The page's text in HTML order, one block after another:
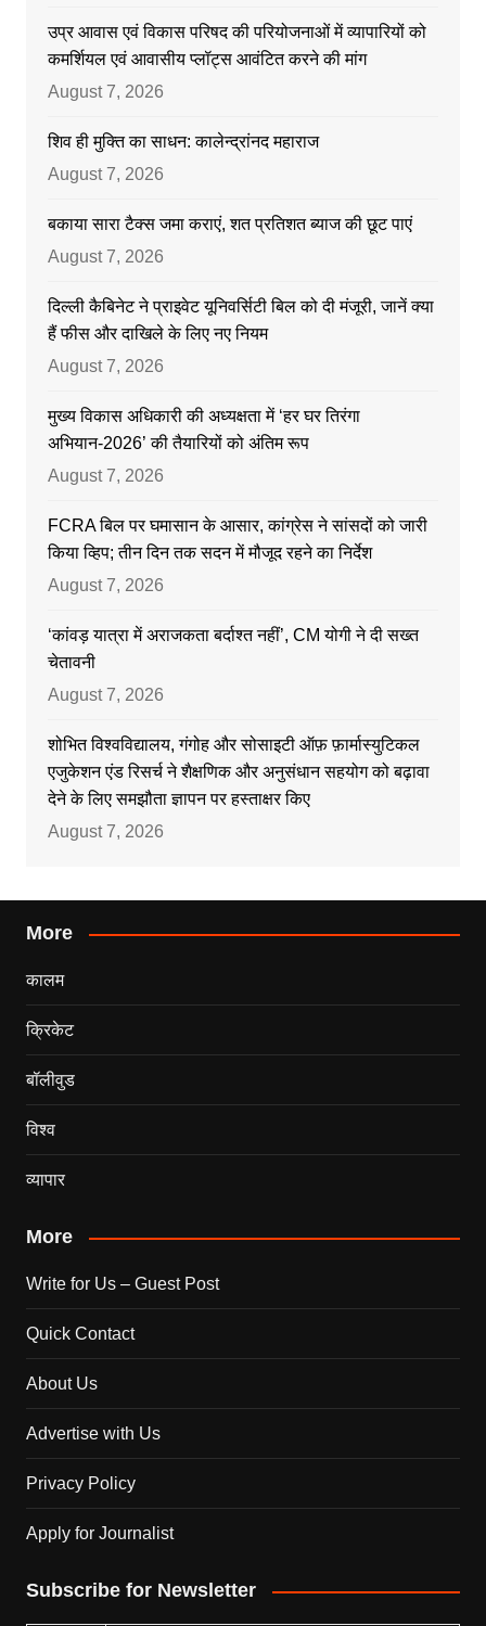
उप्र आवास एवं विकास परिषद की परियोजनाओं में व्यापारियों को
कमर्शियल एवं आवासीय प्लॉट्स आवंटित करने की मांग
August 7, 2026
शिव ही मुक्ति का साधन: कालेन्द्रांनद महाराज
August 7, 2026
बकाया सारा टैक्स जमा कराएं, शत प्रतिशत ब्याज की छूट पाएं
August 7, 2026
दिल्ली कैबिनेट ने प्राइवेट यूनिवर्सिटी बिल को दी मंजूरी, जानें क्या
हैं फीस और दाखिले के लिए नए नियम
August 7, 2026
मुख्य विकास अधिकारी की अध्यक्षता में ‘हर घर तिरंगा
अभियान-2026’ की तैयारियों को अंतिम रूप
August 7, 2026
FCRA बिल पर घमासान के आसार, कांग्रेस ने सांसदों को जारी
किया व्हिप; तीन दिन तक सदन में मौजूद रहने का निर्देश
August 7, 2026
‘कांवड़ यात्रा में अराजकता बर्दाश्त नहीं’, CM योगी ने दी सख्त
चेतावनी
August 7, 2026
शोभित विश्वविद्यालय, गंगोह और सोसाइटी ऑफ़ फ़ार्मास्युटिकल
एजुकेशन एंड रिसर्च ने शैक्षणिक और अनुसंधान सहयोग को बढ़ावा
देने के लिए समझौता ज्ञापन पर हस्ताक्षर किए
August 7, 2026
More
कालम
क्रिकेट
बॉलीवुड
विश्व
व्यापार
More
Write for Us – Guest Post
Quick Contact
About Us
Advertise with Us
Privacy Policy
Apply for Journalist
Subscribe for Newsletter